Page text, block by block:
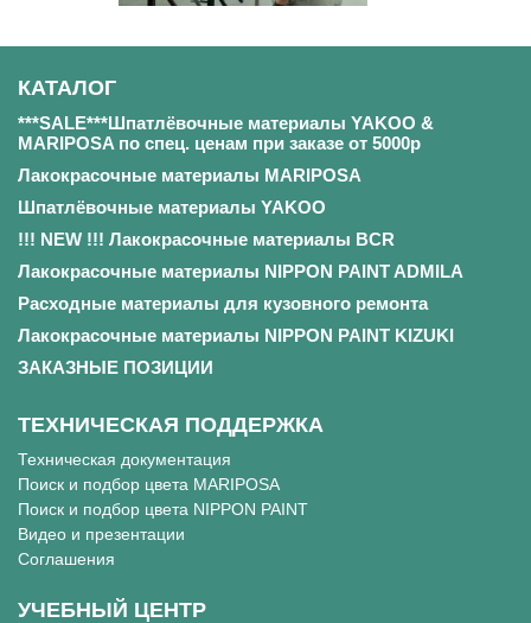
КАТАЛОГ
***SALE***Шпатлёвочные материалы YAKOO &
MARIPOSA по спец. ценам при заказе от 5000р
Лакокрасочные материалы MARIPOSA
Шпатлёвочные материалы YAKOO
!!! NEW !!! Лакокрасочные материалы BCR
Лакокрасочные материалы NIPPON PAINT ADMILA
Расходные материалы для кузовного ремонта
Лакокрасочные материалы NIPPON PAINT KIZUKI
ЗАКАЗНЫЕ ПОЗИЦИИ
ТЕХНИЧЕСКАЯ ПОДДЕРЖКА
Техническая документация
Поиск и подбор цвета MARIPOSA
Поиск и подбор цвета NIPPON PAINT
Видео и презентации
Соглашения
УЧЕБНЫЙ ЦЕНТР